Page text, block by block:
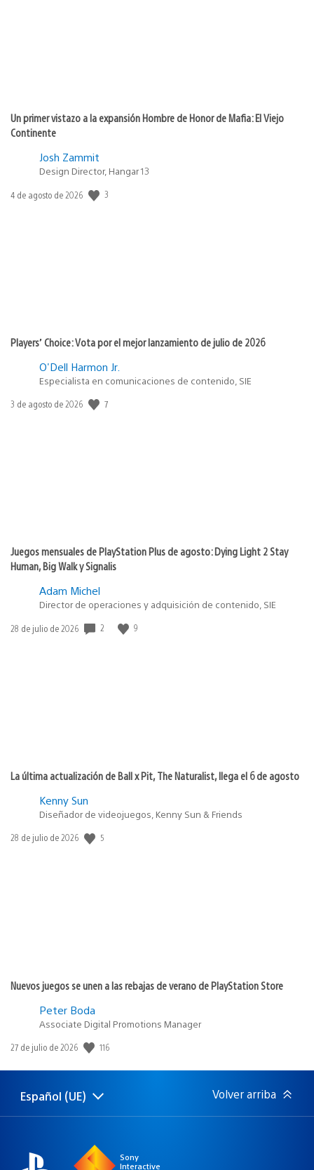
Un primer vistazo a la expansión Hombre de Honor de Mafia: El Viejo
Continente
Josh Zammit
Design Director, Hangar 13
Fecha
4 de agosto de 2026 3
Players’ Choice: Vota por el mejor lanzamiento de julio de 2026
O'Dell Harmon Jr.
Especialista en comunicaciones de contenido, SIE
Fecha
3 de agosto de 2026 7
Juegos mensuales de PlayStation Plus de agosto: Dying Light 2 Stay
Human, Big Walk y Signalis
Adam Michel
Director de operaciones y adquisición de contenido, SIE
Fecha
28 de julio de 2026 2 9
La última actualización de Ball x Pit, The Naturalist, llega el 6 de agosto
Kenny Sun
Diseñador de videojuegos, Kenny Sun & Friends
Fecha
28 de julio de 2026 5
Nuevos juegos se unen a las rebajas de verano de PlayStation Store
Peter Boda
Associate Digital Promotions Manager
Fecha
publicación:
27 de julio de 2026 116
Selecciona
una
Región
actual:
Español (UE) Volver arriba
Sony
Interactive